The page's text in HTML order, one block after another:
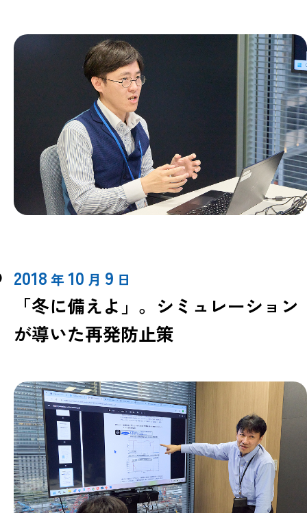
2018 年 10 月 9 日
「冬に備えよ」。シミュレーション
が導いた再発防止策